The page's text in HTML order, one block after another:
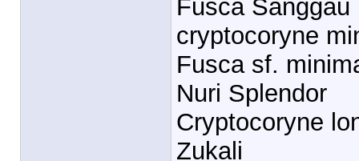
Fusca Sanggau
cryptocoryne
Fusca sf.
Nuri Splendor
Cryptocoryne
Zukali